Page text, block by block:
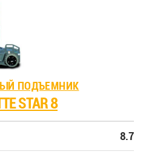
ПОДЪЕМНИК
STAR 8
8.7